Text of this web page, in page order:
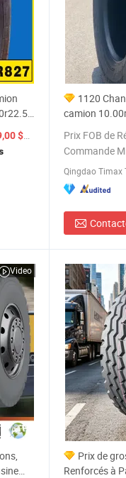
et
en
$US
/ Pièce
1120
camion
Pneu radial
Commerce
Prix FOB de
Commande
Qingdao Timax
Video
Prix de
Renforcés à